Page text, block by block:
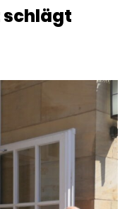
schlägt